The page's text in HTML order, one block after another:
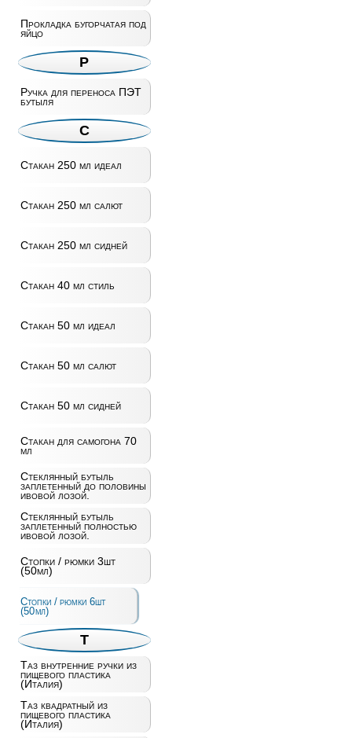
Прокладка бугорчатая под
яйцо
Р
Ручка для переноса ПЭТ
бутыля
С
Стакан 250 мл идеал
Стакан 250 мл салют
Стакан 250 мл сидней
Стакан 40 мл стиль
Стакан 50 мл идеал
Стакан 50 мл салют
Стакан 50 мл сидней
Стакан для самогона 70
мл
Стеклянный бутыль
заплетенный до половины
ивовой лозой.
Стеклянный бутыль
заплетенный полностью
ивовой лозой.
Стопки / рюмки 3шт
(50мл)
Стопки / рюмки 6шт
(50мл)
Т
Таз внутренние ручки из
пищевого пластика
(Италия)
Таз квадратный из
пищевого пластика
(Италия)